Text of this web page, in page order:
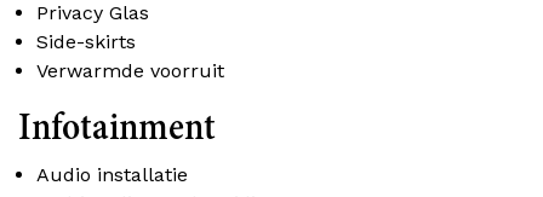
Privacy Glas
Side-skirts
Verwarmde voorruit
Infotainment
Audio installatie